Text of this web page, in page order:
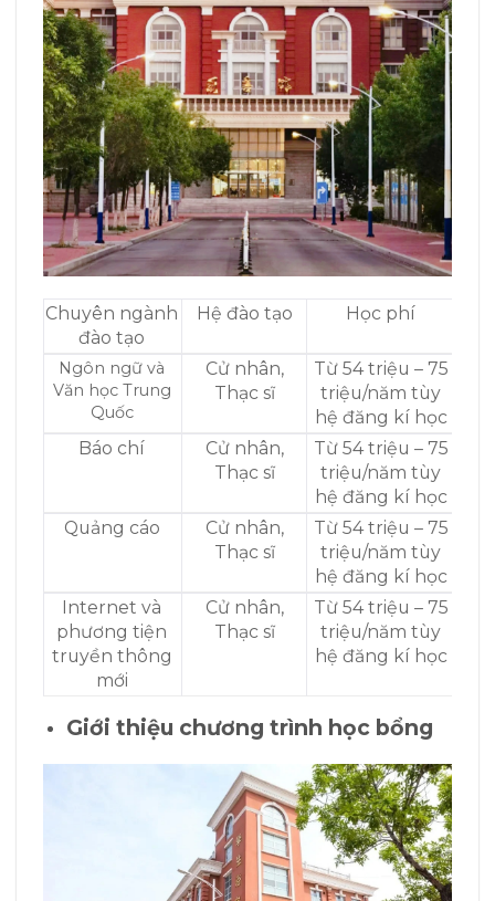
Chuyên ngành
đào tạo
Hệ đào tạo Học phí
Ngôn ngữ và
Văn học Trung
Quốc
Cử nhân,
Thạc sĩ
Từ 54 triệu – 75
triệu/năm tùy
hệ đăng kí học
Báo chí
Cử nhân,
Thạc sĩ
Từ 54 triệu – 75
triệu/năm tùy
hệ đăng kí học
Quảng cáo
Cử nhân,
Thạc sĩ
Từ 54 triệu – 75
triệu/năm tùy
hệ đăng kí học
Internet và
phương tiện
truyền thông
mới
Cử nhân,
Thạc sĩ
Từ 54 triệu – 75
triệu/năm tùy
hệ đăng kí học
Giới thiệu chương trình học bổng